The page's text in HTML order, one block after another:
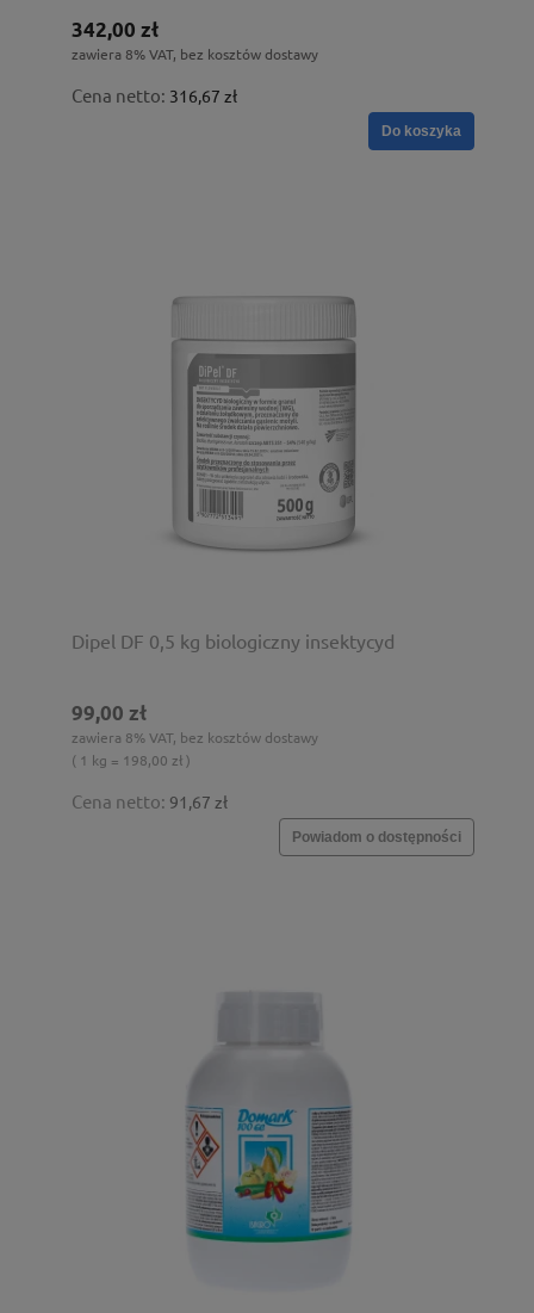
342,00 zł
zawiera 8% VAT, bez kosztów dostawy
Cena netto: 316,67 zł
Do koszyka
Dipel DF 0,5 kg biologiczny insektycyd
99,00 zł
zawiera 8% VAT, bez kosztów dostawy
( 1 kg = 198,00 zł )
Cena netto: 91,67 zł
Powiadom o dostępności